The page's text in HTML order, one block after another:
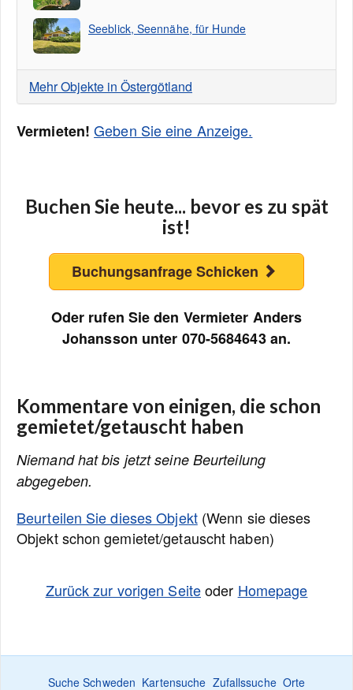
Seeblick, Seennähe, für Hunde
Mehr Objekte in Östergötland
Vermieten! Geben Sie eine Anzeige.
Buchen Sie heute... bevor es zu spät
ist!
Buchungsanfrage Schicken
Oder rufen Sie den Vermieter Anders
Johansson unter 070-5684643 an.
Kommentare von einigen, die schon
gemietet/getauscht haben
Niemand hat bis jetzt seine Beurteilung
abgegeben.
Beurteilen Sie dieses Objekt(Wenn sie dieses
Objekt schon gemietet/getauscht haben)
Zurück zur vorigen Seiteoder Homepage
Suche Schweden Kartensuche Zufallssuche Orte